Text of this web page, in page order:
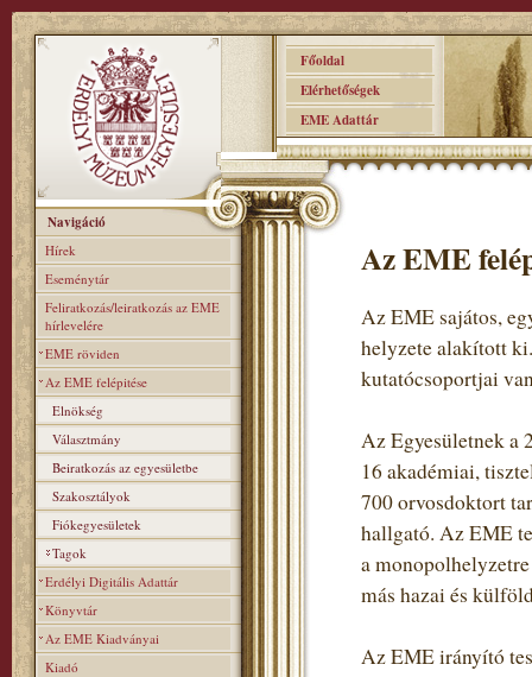
Főoldal
Elérhetőségek
EME Adattár
Navigáció
Hírek
Eseménytár
Feliratkozás/leiratkozás az EME
hírlevelére
EME röviden
Az EME felépitése
Elnökség
Választmány
Beiratkozás az egyesületbe
Szakosztályok
Fiókegyesületek
Tagok
Erdélyi Digitális Adattár
Könyvtár
Az EME Kiadványai
Kiadó
Az EME
Az EME sajátos,
helyzete alakított
kutatócsoportjai
Az Egyesületnek a
16 akadémiai,
700 orvosdoktort
hallgató. Az EME
a
más hazai és
Az EME irányító